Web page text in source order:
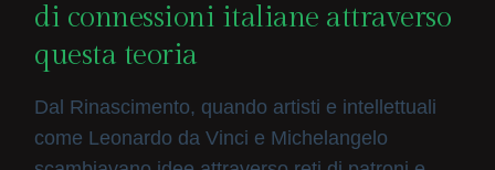
di connessioni italiane attraverso
questa teoria
Dal Rinascimento, quando artisti e intellettuali
come Leonardo da Vinci e Michelangelo